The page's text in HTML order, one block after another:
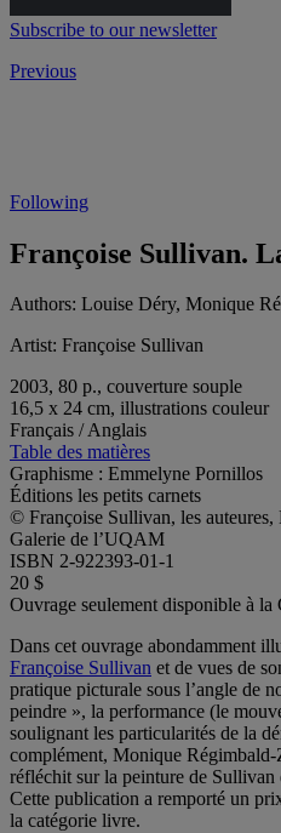
Subscribe to our newsletter
Previous
Following
Françoise Sullivan.
Authors: Louise Déry, Monique
Artist: Françoise Sullivan
2003, 80 p., couverture souple
16,5 x 24 cm, illustrations couleur
Français / Anglais
Table des matières
Graphisme : Emmelyne Pornillos
Éditions les petits carnets
© Françoise Sullivan, les auteures,
Galerie de l’UQAM
ISBN 2-922393-01-1
20 $
Ouvrage seulement disponible à
Dans cet ouvrage abondamment
Françoise Sullivan et de vues de
pratique picturale sous l’angle de
peindre », la performance (le
soulignant les particularités de la
complément, Monique Régimbald-
réfléchit sur la peinture de Sullivan
Cette publication a remporté un
la catégorie livre.